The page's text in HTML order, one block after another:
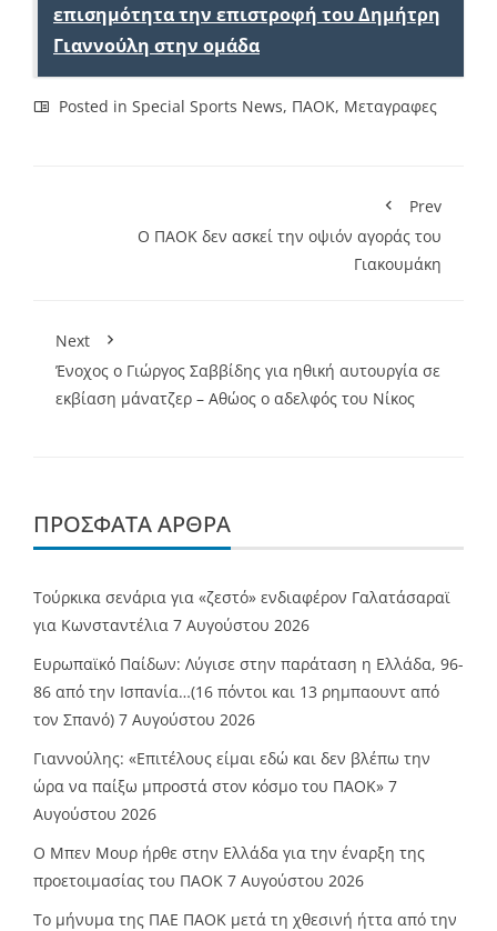
επισημότητα την επιστροφή του Δημήτρη
Γιαννούλη στην ομάδα
Posted in Special Sports News, ΠΑΟΚ, Μεταγραφες
Prev
Ο ΠΑΟΚ δεν ασκεί την οψιόν αγοράς του
Γιακουμάκη
Next
Ένοχος ο Γιώργος Σαββίδης για ηθική αυτουργία σε
εκβίαση μάνατζερ – Αθώος ο αδελφός του Νίκος
ΠΡΌΣΦΑΤΑ ΆΡΘΡΑ
Τούρκικα σενάρια για «ζεστό» ενδιαφέρον Γαλατάσαραϊ
για Κωνσταντέλια 7 Αυγούστου 2026
Ευρωπαϊκό Παίδων: Λύγισε στην παράταση η Ελλάδα, 96-
86 από την Ισπανία…(16 πόντοι και 13 ρημπαουντ από
τον Σπανό) 7 Αυγούστου 2026
Γιαννούλης: «Επιτέλους είμαι εδώ και δεν βλέπω την
ώρα να παίξω μπροστά στον κόσμο του ΠΑΟΚ» 7
Αυγούστου 2026
O Mπεν Μουρ ήρθε στην Ελλάδα για την έναρξη της
προετοιμασίας του ΠΑΟΚ 7 Αυγούστου 2026
Το μήνυμα της ΠΑΕ ΠΑΟΚ μετά τη χθεσινή ήττα από την